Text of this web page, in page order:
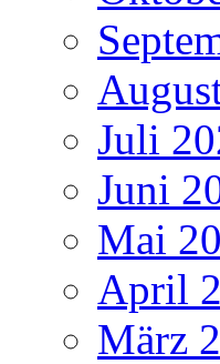
Juli
Juni
Mai
April
März